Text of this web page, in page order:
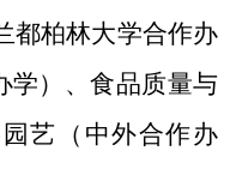
都柏林大学合作办
学）、食品质量与
艺（中外合作办